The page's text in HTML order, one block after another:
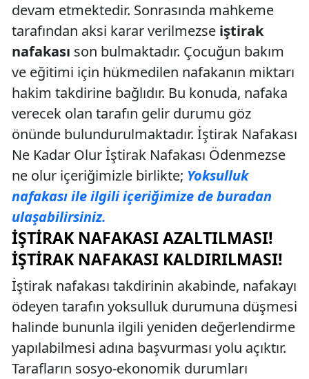
devam etmektedir. Sonrasında mahkeme
tarafından aksi karar verilmezse iştirak
nafakası son bulmaktadır. Çocuğun bakım
ve eğitimi için hükmedilen nafakanın miktarı
hakim takdirine bağlıdır. Bu konuda, nafaka
verecek olan tarafın gelir durumu göz
önünde bulundurulmaktadır. İştirak Nafakası
Ne Kadar Olur İştirak Nafakası Ödenmezse
ne olur içeriğimizle birlikte; Yoksulluk
nafakası ile ilgili içeriğimize de buradan
ulaşabilirsiniz.
İŞTIRAK NAFAKASI AZALTILMASI!
İŞTIRAK NAFAKASI KALDIRILMASI!
İştirak nafakası takdirinin akabinde, nafakayı
ödeyen tarafın yoksulluk durumuna düşmesi
halinde bununla ilgili yeniden değerlendirme
yapılabilmesi adına başvurması yolu açıktır.
Tarafların sosyo-ekonomik durumları